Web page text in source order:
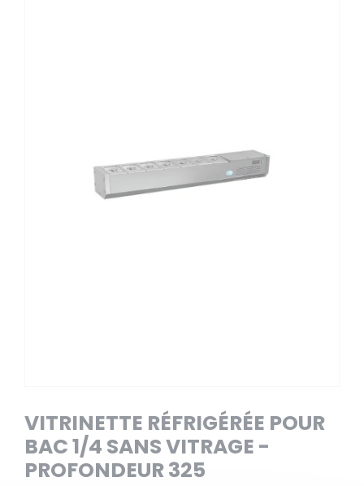
VITRINETTE RÉFRIGÉRÉE POUR
BAC 1/4 SANS VITRAGE -
PROFONDEUR 325